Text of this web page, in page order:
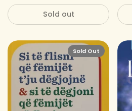
Sold out
Sold Out